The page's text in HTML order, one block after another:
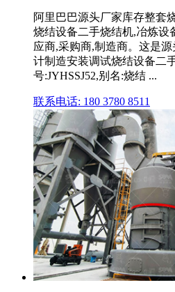
阿里巴巴源头厂家库存整套
烧结设备二手烧结机,冶炼设
应商,采购商,制造商。这是
计制造安装调试烧结设备二
号:JYHSSJ52,别名:烧结 ...
联系电话: 180 3780 8511